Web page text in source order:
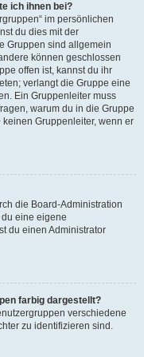
ich ihnen bei?
im persönlichen
du dies mit der
Gruppen sind allgemein
können geschlossen
offen ist, kannst du ihr
verlangt die Gruppe eine
Ein Gruppenleiter muss
warum du in die Gruppe
Gruppenleiter, wenn er
die Board-Administration
eine eigene
du einen Administrator
farbig dargestellt?
verschiedene
zu identifizieren sind.